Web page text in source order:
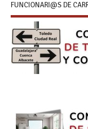
FUNCIONARI@S DE